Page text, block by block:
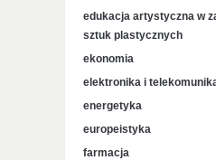
edukacja artystyczna w
sztuk plastycznych
ekonomia
elektronika i
energetyka
europeistyka
farmacja